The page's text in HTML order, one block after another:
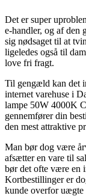
Det er super
e-handler, og af den
sig nødsaget til at
ligeledes også til
love fri fragt.
Til gengæld kan det
internet varehuse i
lampe 50W 4000K
gennemfører din
den mest attraktive
Man bør dog være
afsætter en vare til
bør det ofte være en
Kortbestillinger er
kunde overfor uægte